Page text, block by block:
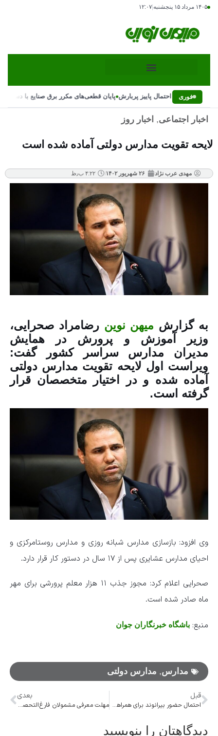
۱۴۰۵ مرداد ۱۵ پنجشنبه ۱۲:۰۷
فوری
بارش‌ها و احتمال پاییز پربارش•پایان قطعی‌های مکرر برق صنایع با دستور
اخبار اجتماعی, اخبار روز
لایحه تقویت مدارس دولتی آماده شده است
مهدی عرب نژاد ۲۶ شهریور ۱۴۰۲ ۴:۲۲ ب٫ظ
به گزارش میهن نوین رضامراد صحرایی،
وزیر آموزش و پرورش در همایش
مدیران مدارس سراسر کشور گفت:
ویراست اول لایحه تقویت مدارس دولتی
آماده شده و در اختیار متخصصان قرار
گرفته است.
وی افزود: بازسازی مدارس شبانه روزی و مدارس روستامرکزی و
احیای مدارس عشایری پس از ۱۷ سال در دستور کار قرار دارد.
صحرایی اعلام کرد: مجوز جذب ۱۱ هزار معلم پرورشی برای مهر
ماه صادر شده است.
منبع: باشگاه خبرنگاران جوان
مدارس, مدارس دولتی
قبل
احتمال حضور بیرانوند برای همراهی پرسپولیس برابر النصر
بعدی
مهلت معرفی مشمولان فارغ‌التحصیل پایه دوازدهم تا پایان مهر تمدید شد
دیدگاهتان را بنویسید